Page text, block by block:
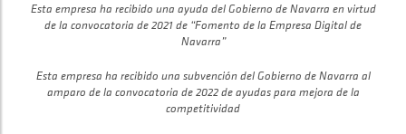
Esta empresa ha recibido una ayuda del Gobierno de Navarra en virtud
de la convocatoria de 2021 de “Fomento de la Empresa Digital de
Navarra”
Esta empresa ha recibido una subvención del Gobierno de Navarra al
amparo de la convocatoria de 2022 de ayudas para mejora de la
competitividad